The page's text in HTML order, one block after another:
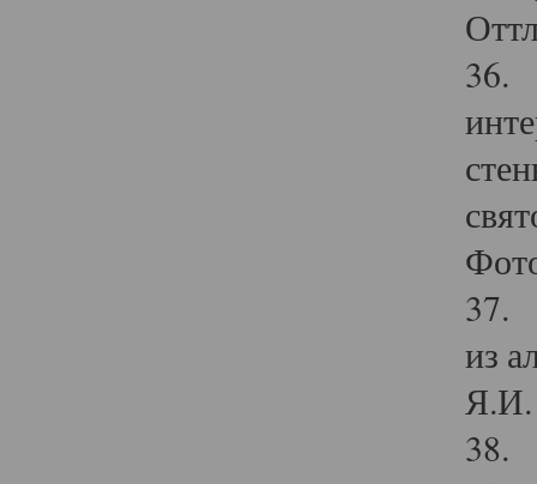
36.
37.
из
Я.И.
38.